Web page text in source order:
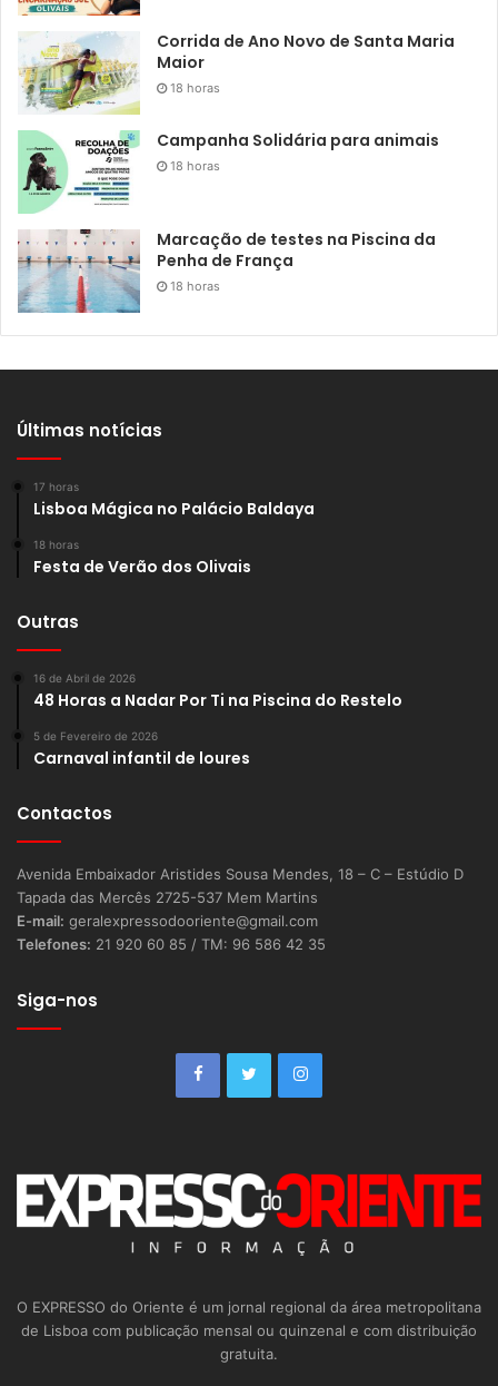
Corrida de Ano Novo de Santa Maria
Maior
18 horas
Campanha Solidária para animais
18 horas
Marcação de testes na Piscina da
Penha de França
18 horas
Últimas notícias
17 horas
Lisboa Mágica no Palácio Baldaya
18 horas
Festa de Verão dos Olivais
Outras
16 de Abril de 2026
48 Horas a Nadar Por Ti na Piscina do Restelo
5 de Fevereiro de 2026
Carnaval infantil de loures
Contactos
Avenida Embaixador Aristides Sousa Mendes, 18 – C – Estúdio D
Tapada das Mercês 2725-537 Mem Martins
E-mail: geralexpressodooriente@gmail.com
Telefones: 21 920 60 85 / TM: 96 586 42 35
Siga-nos
O EXPRESSO do Oriente é um jornal regional da área metropolitana
de Lisboa com publicação mensal ou quinzenal e com distribuição
gratuita.